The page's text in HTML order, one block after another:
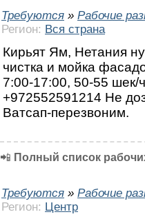
Требуются » Рабочие
Регион: Вся страна
Кирьят Ям, Нетания
чистка и мойка
7:00-17:00, 50-55 шек/
+972552591214 Не
Ватсап-перезвоним.
📲 Полный список
Требуются » Рабочие
Регион: Центр